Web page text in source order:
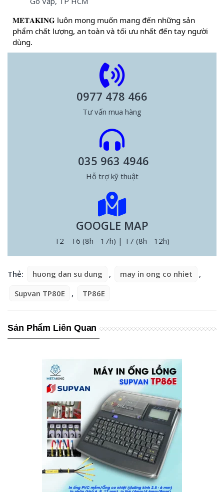
𝐌𝐄𝐓𝐀𝐊𝐈𝐍𝐆 luôn mong muốn mang đến những sản
phẩm chất lượng, an toàn và tối ưu nhất đến tay người
dùng.
0977 478 466
Tư vấn mua hàng
035 963 4946
Hỗ trợ kỹ thuật
GOOGLE MAP
T2 - T6 (8h - 17h) | T7 (8h - 12h)
Thẻ: huong dan su dung , may in ong co nhiet
,
Supvan TP80E
, TP86E
Sản Phẩm Liên Quan